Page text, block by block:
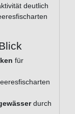
deutlich
für
durch